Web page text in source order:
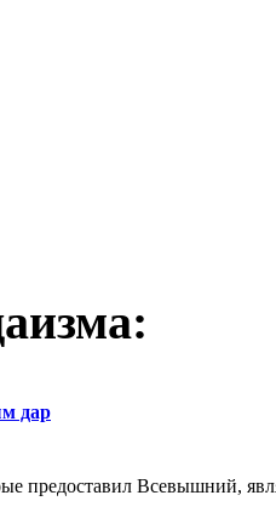
дар
предоставил Всевышний,